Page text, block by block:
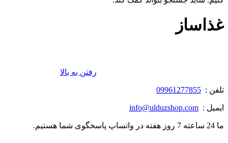
غذاساز
رفتن به بالا
تلفن : 09961277855
ایمیل : info@ulduzshop.com
ما 24 ساعته 7 روز هفته در واتساپ پاسخگوی شما هستیم.